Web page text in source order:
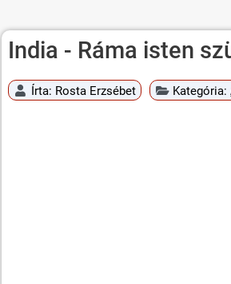
India - Ráma isten
Írta: Rosta Erzsébet Kategória: